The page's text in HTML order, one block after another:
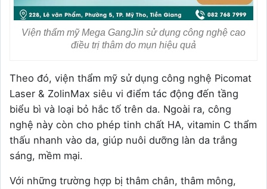
Viện thẩm mỹ Mega GangJin sử dụng công nghệ cao
điều trị thâm do mụn hiệu quả
Theo đó, viện thẩm mỹ sử dụng công nghệ Picomat
Laser & ZolinMax siêu vi điểm tác động đến tầng
biểu bì và loại bỏ hắc tố trên da. Ngoài ra, công
nghệ này còn cho phép tinh chất HA, vitamin C thẩm
thấu nhanh vào da, giúp nuôi dưỡng làn da trắng
sáng, mềm mại.
Với những trường hợp bị thâm chân, thâm mông,